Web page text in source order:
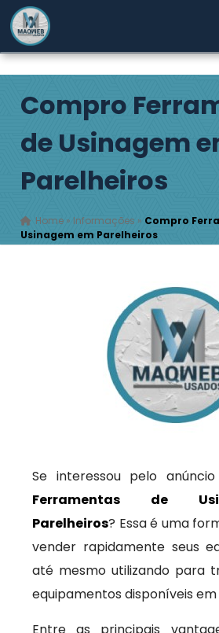
Compro
de Usinagem
Parelheiros
Home » Informações » Compro
Usinagem em Parelheiros
Se interessou pelo
Ferramentas de
Parelheiros? Essa é uma
vender rapidamente seus
até mesmo utilizando para
equipamentos disponíveis